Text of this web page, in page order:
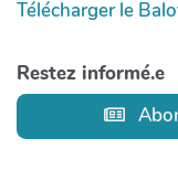
Télécharger le
Restez informé.e